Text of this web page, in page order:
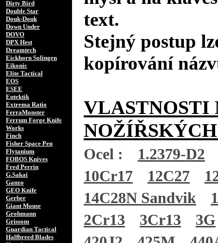
Dirty Bird
Double Star
Douk-Douk
Down Under
DOVO
DPX Hest
Dreamtech
Eickhorn Solingen
Eikonic
Elite Tactical
EOS
ESEE
Eutektik
Extrema Ratio
FerraMonster
Ferrum Forge Knife
Works
Finch
Fisher Space Pen
Flytanium
FOBOS Knives
Fred Perrin
G.Sakai
Ganzo
GEO Knife
Gerber
Giant Mouse
Grohmann
Grissom
Guardian Tactical
Halfbreed Blades
text.
Stejný postup
kopírování
VLASTNOSTI
Ocel :
1.2379-D2
10Cr17
12C27
14C28N Sandvik
2Cr13
3Cr13
3G